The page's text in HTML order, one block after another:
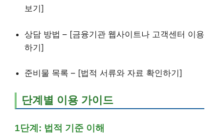
보기]
상담 방법 – [금융기관 웹사이트나 고객센터 이용
하기]
준비물 목록 – [법적 서류와 자료 확인하기]
단계별 이용 가이드
1단계: 법적 기준 이해